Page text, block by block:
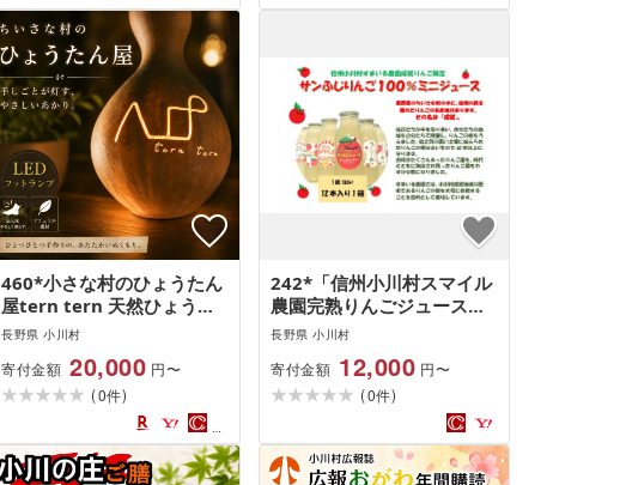
460*小さな村のひょうたん
屋tern tern 天然ひょうた
んのLEDフットランプ
長野県 小川村
寄付金額 20,000 円〜
(0件)
242*「信州小川村スマイル
農園完熟りんごジュースサ
ンふじ」180mlx12本
長野県 小川村
寄付金額 12,000 円〜
(0件)